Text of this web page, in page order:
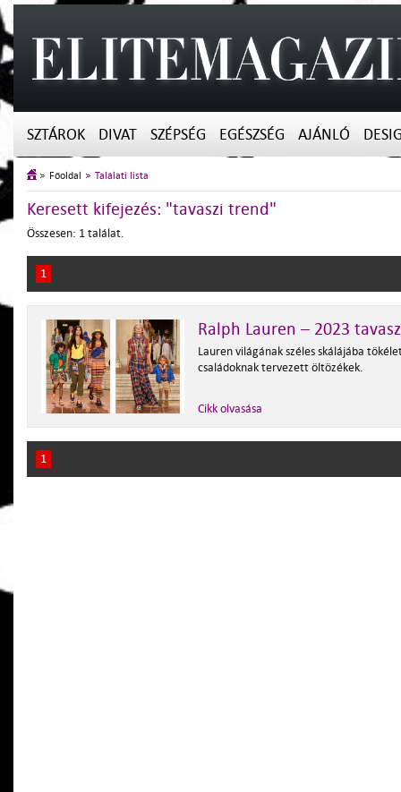
SZTÁROK DIVAT SZÉPSÉG EGÉSZSÉG AJÁNLÓ
Főoldal Találati lista
Keresett kifejezés: "tavaszi trend"
Összesen: 1 találat.
1
Ralph Lauren – 2023
Lauren világának széles skálájába
családoknak tervezett öltözékek.
Cikk olvasása
1